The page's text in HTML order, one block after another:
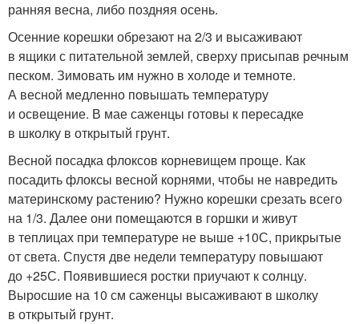
ранняя весна, либо поздняя осень.
Осенние корешки обрезают на 2/3 и высаживают
в ящики с питательной землей, сверху присыпав речным
песком. Зимовать им нужно в холоде и темноте.
А весной медленно повышать температуру
и освещение. В мае саженцы готовы к пересадке
в школку в открытый грунт.
Весной посадка флоксов корневищем проще. Как
посадить флоксы весной корнями, чтобы не навредить
материнскому растению? Нужно корешки срезать всего
на 1/3. Далее они помещаются в горшки и живут
в теплицах при температуре не выше +10С, прикрытые
от света. Спустя две недели температуру повышают
до +25С. Появившиеся ростки приучают к солнцу.
Выросшие на 10 см саженцы высаживают в школку
в открытый грунт.